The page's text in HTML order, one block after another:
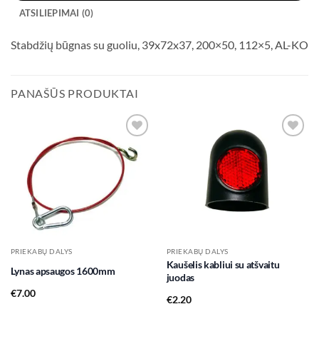
ATSILIEPIMAI (0)
Stabdžių būgnas su guoliu, 39x72x37, 200×50, 112×5, AL-KO
PANAŠŪS PRODUKTAI
Add to
wishlist
PRIEKABŲ DALYS
Lynas apsaugos 1600mm
€7.00
PRIEKABŲ DALYS
Kaušelis kabliui su atšvaitu
juodas
€2.20